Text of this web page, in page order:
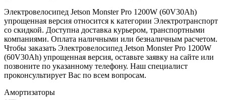
Электровелосипед Jetson Monster Pro 1200W (60V30Ah)
упрощенная версия относится к категории Электротранспорт
со скидкой. Доступна доставка курьером, транспортными
компаниями. Оплата наличными или безналичным расчетом.
Чтобы заказать Электровелосипед Jetson Monster Pro 1200W
(60V30Ah) упрощенная версия, оставьте заявку на сайте или
позвоните по указанному телефону. Наш специалист
проконсультирует Вас по всем вопросам.
Амортизаторы